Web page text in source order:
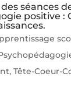
séances
positive :
, Tête-Coeur-